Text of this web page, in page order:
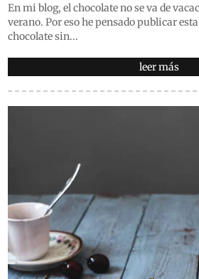
En mi blog, el chocolate no se va de
verano. Por eso he pensado publicar
chocolate sin...
leer más